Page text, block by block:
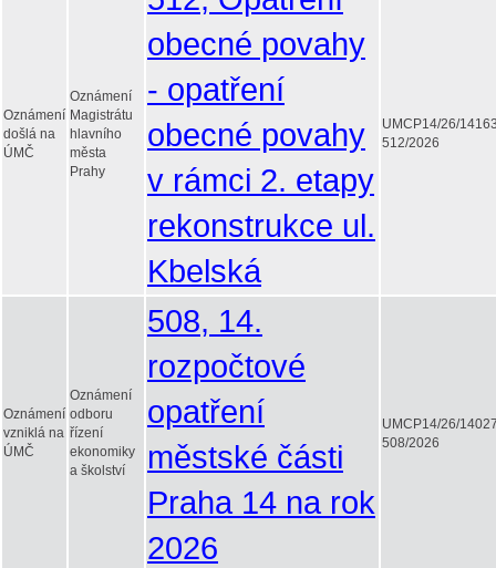
Oznámení
došlá na
ÚMČ
Oznámení
Magistrátu
hlavního
města
Prahy
obecné povahy
- opatření
obecné povahy
v rámci 2. etapy
rekonstrukce ul.
Kbelská
UMCP14/26/
512/2026
Oznámení
vzniklá na
ÚMČ
Oznámení
odboru
řízení
ekonomiky
a školství
508, 14.
rozpočtové
opatření
městské části
Praha 14 na rok
2026
UMCP14/26/
508/2026